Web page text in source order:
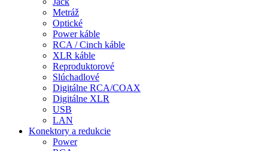
Metráž
Optické
Power káble
RCA / Cinch káble
XLR káble
Reproduktorové
Slúchadlové
Digitálne RCA/COAX
Digitálne XLR
USB
LAN
Konektory a redukcie
Power